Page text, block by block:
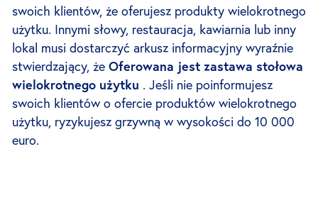
swoich klientów, że oferujesz produkty wielokrotnego
użytku. Innymi słowy, restauracja, kawiarnia lub inny
lokal musi dostarczyć arkusz informacyjny wyraźnie
stwierdzający, że Oferowana jest zastawa stołowa
wielokrotnego użytku . Jeśli nie poinformujesz
swoich klientów o ofercie produktów wielokrotnego
użytku, ryzykujesz grzywną w wysokości do 10 000
euro.